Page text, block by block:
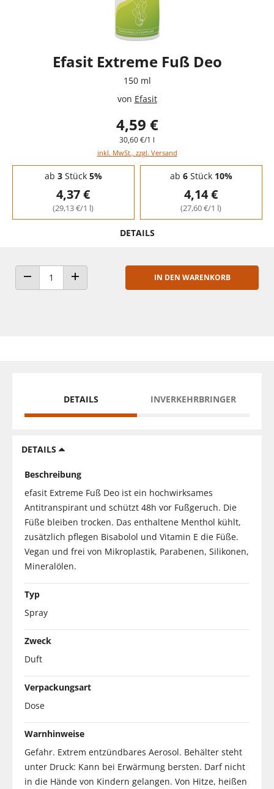
Efasit Extreme Fuß Deo
150 ml
von Efasit
4,59 €
30,60 €/1 l
inkl. MwSt., zzgl. Versand
Staffelpreise - Mengenrabatt
ab 3Stück 5%
4,37 €
(29,13 €/1 l)
ab 6Stück 10%
4,14 €
(27,60 €/1 l)
DETAILS
ANZAHL VERRINGERNANZAHL ERHÖHEN
IN DEN WARENKORB
DETAILS INVERKEHRBRINGER
DETAILS
Beschreibung
efasit Extreme Fuß Deo ist ein hochwirksames
Antitranspirant und schützt 48h vor Fußgeruch. Die
Füße bleiben trocken. Das enthaltene Menthol kühlt,
zusätzlich pflegen Bisabolol und Vitamin E die Füße.
Vegan und frei von Mikroplastik, Parabenen, Silikonen,
Mineralölen.
Typ
Spray
Zweck
Duft
Verpackungsart
Dose
Warnhinweise
Gefahr. Extrem entzündbares Aerosol. Behälter steht
unter Druck: Kann bei Erwärmung bersten. Darf nicht
in die Hände von Kindern gelangen. Von Hitze, heißen